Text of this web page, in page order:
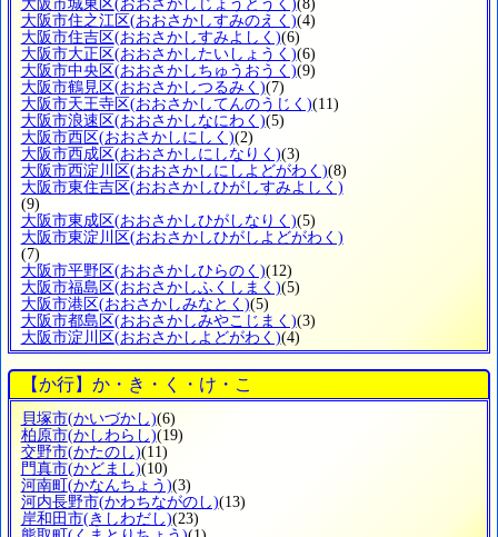
大阪市城東区(おおさかしじょうとうく)(8)
大阪市住之江区(おおさかしすみのえく)(4)
大阪市住吉区(おおさかしすみよしく)(6)
大阪市大正区(おおさかしたいしょうく)(6)
大阪市中央区(おおさかしちゅうおうく)(9)
大阪市鶴見区(おおさかしつるみく)(7)
大阪市天王寺区(おおさかしてんのうじく)(11)
大阪市浪速区(おおさかしなにわく)(5)
大阪市西区(おおさかしにしく)(2)
大阪市西成区(おおさかしにしなりく)(3)
大阪市西淀川区(おおさかしにしよどがわく)(8)
大阪市東住吉区(おおさかしひがしすみよしく)
(9)
大阪市東成区(おおさかしひがしなりく)(5)
大阪市東淀川区(おおさかしひがしよどがわく)
(7)
大阪市平野区(おおさかしひらのく)(12)
大阪市福島区(おおさかしふくしまく)(5)
大阪市港区(おおさかしみなとく)(5)
大阪市都島区(おおさかしみやこじまく)(3)
大阪市淀川区(おおさかしよどがわく)(4)
【か行】か・き・く・け・こ
貝塚市(かいづかし)(6)
柏原市(かしわらし)(19)
交野市(かたのし)(11)
門真市(かどまし)(10)
河南町 (かなんちょう)(3)
河内長野市(かわちながのし)(13)
岸和田市(きしわだし)(23)